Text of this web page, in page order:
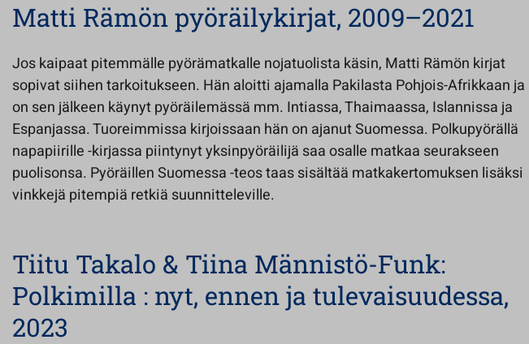
Matti Rämön pyöräilykirjat, 2009–2021
Jos kaipaat pitemmälle pyörämatkalle nojatuolista käsin, Matti Rämön kirjat
sopivat siihen tarkoitukseen. Hän aloitti ajamalla Pakilasta Pohjois-Afrikkaan ja
on sen jälkeen käynyt pyöräilemässä mm. Intiassa, Thaimaassa, Islannissa ja
Espanjassa. Tuoreimmissa kirjoissaan hän on ajanut Suomessa. Polkupyörällä
napapiirille -kirjassa piintynyt yksinpyöräilijä saa osalle matkaa seurakseen
puolisonsa. Pyöräillen Suomessa -teos taas sisältää matkakertomuksen lisäksi
vinkkejä pitempiä retkiä suunnitteleville.
Tiitu Takalo & Tiina Männistö-Funk:
Polkimilla : nyt, ennen ja tulevaisuudessa,
2023